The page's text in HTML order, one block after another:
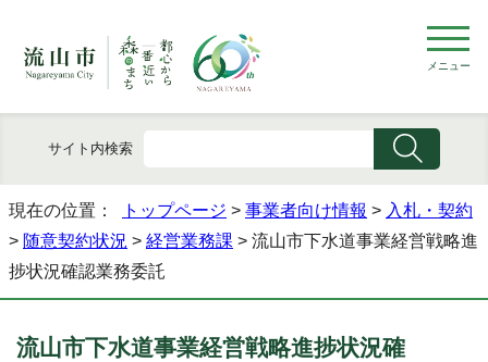
メニュー
サイト内検索
現在の位置： トップページ > 事業者向け情報 > 入札・契約
> 随意契約状況 > 経営業務課 > 流山市下水道事業経営戦略進
捗状況確認業務委託
流山市下水道事業経営戦略進捗状況確